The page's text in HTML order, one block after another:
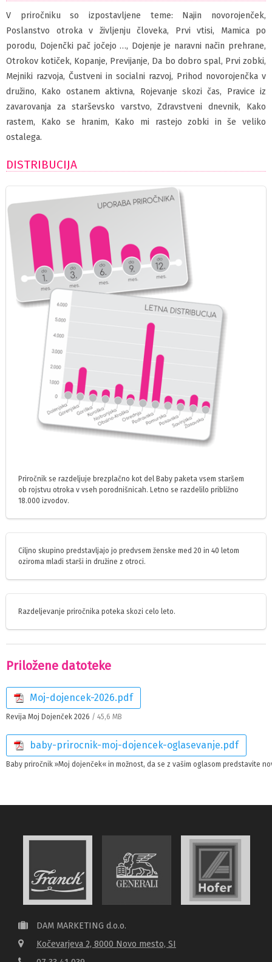
V priročniku so izpostavljene teme: Najin novorojenček,
Poslanstvo otroka v življenju človeka, Prvi vtisi, Mamica po
porodu, Dojenčki pač jočejo …, Dojenje je naravni način prehrane,
Otrokov kotiček, Kopanje, Previjanje, Da bo dobro spal, Prvi zobki,
Mejniki razvoja, Čustveni in socialni razvoj, Prihod novorojenčka v
družino, Kako ostanem aktivna, Rojevanje skozi čas, Pravice iz
zavarovanja za starševsko varstvo, Zdravstveni dnevnik, Kako
rastem, Kako se hranim, Kako mi rastejo zobki in še veliko
ostalega.
DISTRIBUCIJA
Priročnik se razdeljuje brezplačno kot del Baby paketa vsem staršem
ob rojstvu otroka v vseh porodnišnicah. Letno se razdelilo približno
18.000 izvodov.
Ciljno skupino predstavljajo jo predvsem ženske med 20 in 40 letom
oziroma mladi starši in družine z otroci.
Razdeljevanje priročnika poteka skozi celo leto.
Priložene datoteke
Moj-dojencek-2026.pdf
Revija Moj Dojenček 2026 / 45,6 MB
baby-prirocnik-moj-dojencek-oglasevanje.pdf
Baby priročnik »Moj dojenček« in možnost, da se z vašim oglasom predstavite
DAM MARKETING d.o.o.
Kočevarjeva 2, 8000 Novo mesto, SI